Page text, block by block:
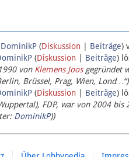
DominikP (Diskussion | Beiträge)
(Diskussion | Beiträge)
von Klemens Joosgegründet
Brüssel, Prag, Wien, Lond…“)
(Diskussion | Beiträge)
FDP, war von 2004
DominikP))